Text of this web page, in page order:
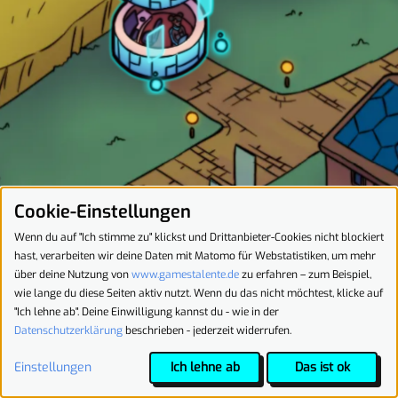
Registrieren
❌ Der Wettbewerb ist aktuell geschlossen.
Du kannst dich im nächsten Jahr wieder
registrieren!
Info
Quest-Log
Quest-Log
Erstelle einen Account
Bei Team-Einreichungen benötigt jedes Team-Mitglied einen
Starte eine Einreichung oder tritt einem Team
bei
Reiche in bis zu 3 Kategorien ein.
Markiere eine Kategorie als Hauptkategorie.
Schätze deine eigenen Skills ein.
Cookie-Einstellungen
Wenn du auf "Ich stimme zu" klickst und Drittanbieter-Cookies nicht blockiert
hast, verarbeiten wir deine Daten mit Matomo für Webstatistiken, um mehr
über deine Nutzung vonwww.gamestalente.dezu erfahren – zum Beispiel,
wie lange du diese Seiten aktiv nutzt. Wenn du das nicht möchtest, klicke auf
"Ich lehne ab". Deine Einwilligung kannst du - wie in der
Datenschutzerklärung beschrieben - jederzeit widerrufen.
Einstellungen Ich lehne ab Das ist ok